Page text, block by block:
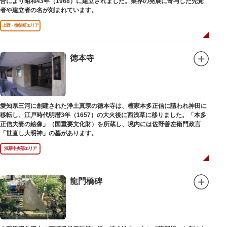
者や建立者の名が刻まれています。
上野・御徒町エリア
徳本寺
愛知県三河に創建された浄土真宗の徳本寺は、檀家本多正信に請われ神田に
移転し、江戸時代明暦3年（1657）の大火後に西浅草に移りました。「本多
正信夫妻の絵像」（国重要文化財）を所蔵し、境内には佐野善左衛門政言
「世直し大明神」の墓があります。
浅草中央部エリア
龍門橋碑